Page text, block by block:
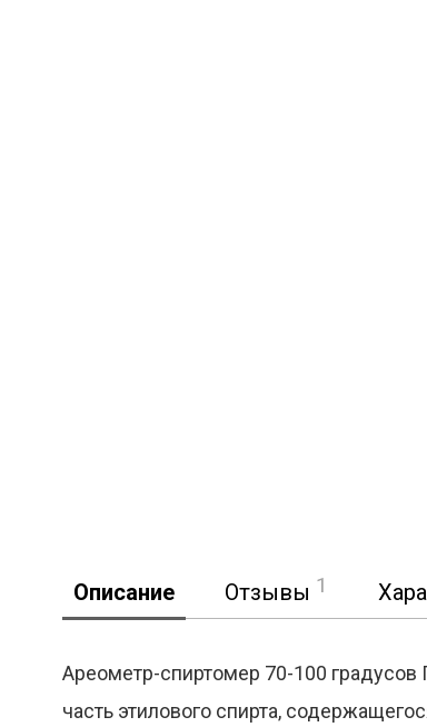
Описание Отзывы 1
Ареометр-спиртомер 70-100
часть этилового спирта,